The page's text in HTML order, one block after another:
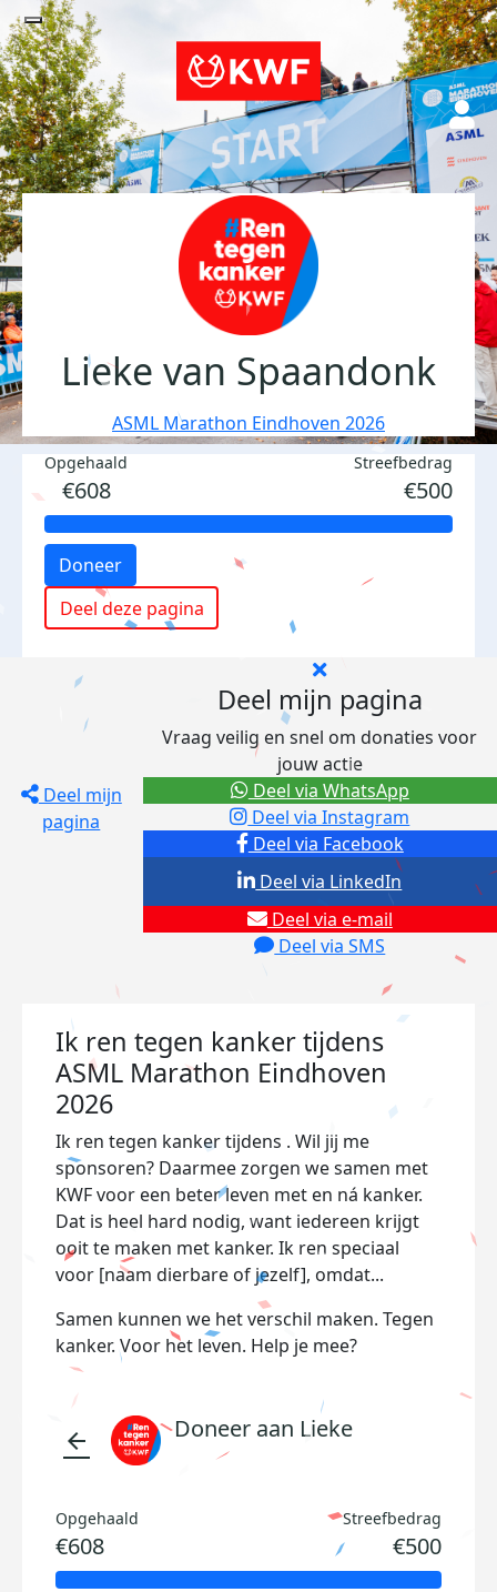
Lieke van Spaandonk
ASML Marathon Eindhoven 2026
Opgehaald
€608
Streefbedrag
€500
Doneer
Deel deze pagina
Deel mijn
pagina
Deel mijn pagina
Vraag veilig en snel om donaties voor
jouw actie
Deel via Facebook
Deel via Instagram
Deel via e-mail
Deel via SMS
Deel via LinkedIn
Deel via WhatsApp
Ik ren tegen kanker tijdens
ASML Marathon Eindhoven
2026
Ik ren tegen kanker tijdens . Wil jij me
sponsoren? Daarmee zorgen we samen met
KWF voor een beter leven met en ná kanker.
Dat is heel hard nodig, want iedereen krijgt
ooit te maken met kanker. Ik ren speciaal
voor [naam dierbare of jezelf], omdat...
Samen kunnen we het verschil maken. Tegen
kanker. Voor het leven. Help je mee?
arrow_back Doneer aan Lieke
Opgehaald
€608
Streefbedrag
€500